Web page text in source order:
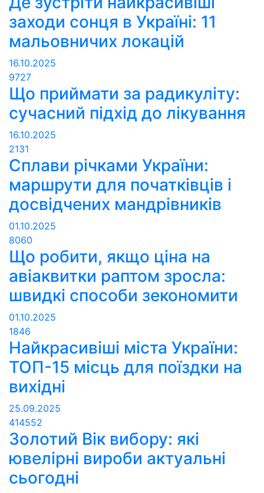
заходи сонця в Україні: 11
мальовничих локацій
16.10.2025
9727
Що приймати за радикуліту:
сучасний підхід до лікування
16.10.2025
2131
Сплави річками України:
маршрути для початківців і
досвідчених мандрівників
01.10.2025
8060
Що робити, якщо ціна на
авіаквитки раптом зросла:
швидкі способи зекономити
01.10.2025
1846
Найкрасивіші міста України:
ТОП-15 місць для поїздки на
вихідні
25.09.2025
414552
Золотий Вік вибору: які
ювелірні вироби актуальні
сьогодні